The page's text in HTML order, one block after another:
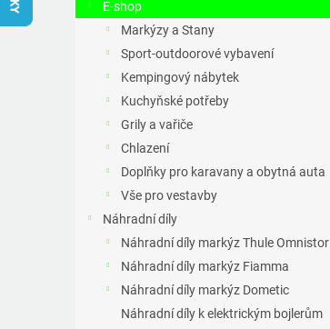
a
E-shop
Markýzy a Stany
Sport-outdoorové vybavení
Kempingový nábytek
Kuchyňské potřeby
Grily a vařiče
Chlazení
Doplňky pro karavany a obytná auta
Vše pro vestavby
Náhradní díly
Náhradní díly markýz Thule Omnistor
Náhradní díly markýz Fiamma
Náhradní díly markýz Dometic
Náhradní díly k elektrickým bojlerům